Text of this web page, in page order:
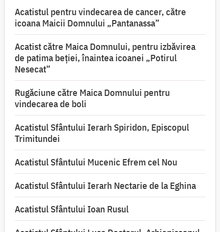
Acatistul pentru vindecarea de cancer, către
icoana Maicii Domnului „Pantanassa”
Acatist către Maica Domnului, pentru izbăvirea
de patima beției, înaintea icoanei „Potirul
Nesecat”
Rugăciune către Maica Domnului pentru
vindecarea de boli
Acatistul Sfântului Ierarh Spiridon, Episcopul
Trimitundei
Acatistul Sfântului Mucenic Efrem cel Nou
Acatistul Sfântului Ierarh Nectarie de la Eghina
Acatistul Sfântului Ioan Rusul